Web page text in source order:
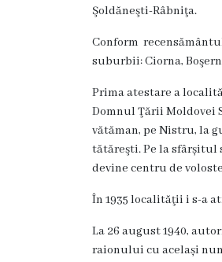
audiență
Primarul
Aparatul
Şoldăneşti-Râbniţa.
Conform
suburbii: Ciorna,
Prima atestare a
Domnul Ţării Moldovei
vătăman, pe Nistru, la
tătăreşti. Pe la sfârșitul
devine centru de
În 1935 localităţii i s-a
La 26 august 1940,
raionului cu același